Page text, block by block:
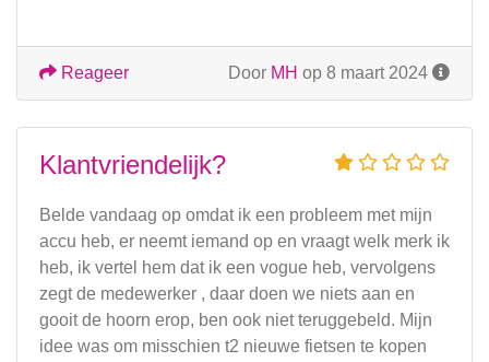
Door MH op 8 maart 2024
Reageer
Klantvriendelijk?
Belde vandaag op omdat ik een probleem met mijn
accu heb, er neemt iemand op en vraagt welk merk ik
heb, ik vertel hem dat ik een vogue heb, vervolgens
zegt de medewerker , daar doen we niets aan en
gooit de hoorn erop, ben ook niet teruggebeld. Mijn
idee was om misschien t2 nieuwe fietsen te kopen